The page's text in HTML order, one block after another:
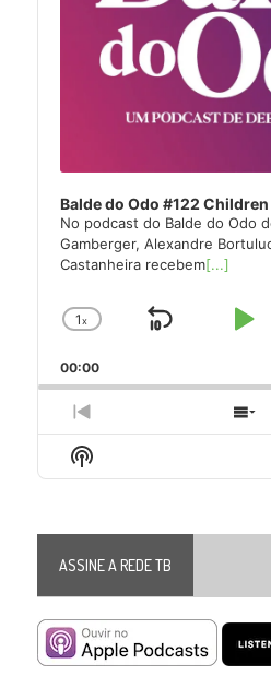
Balde do Odo #122
No podcast do Balde do Odo
Gamberger, Alexandre
Castanheira recebem[...]
Change
Rate
1x
Skip
00:00
Previous
Episode
Show
Podcast
ASSINE A REDE TB